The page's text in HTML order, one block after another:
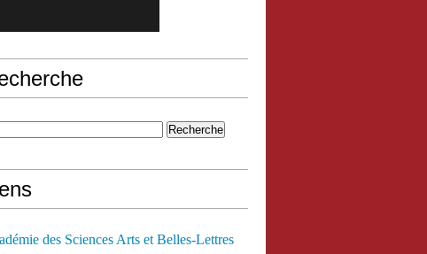
des Sciences Arts et Belles-Lettres